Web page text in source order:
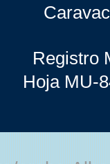
Registro
Hoja MU-